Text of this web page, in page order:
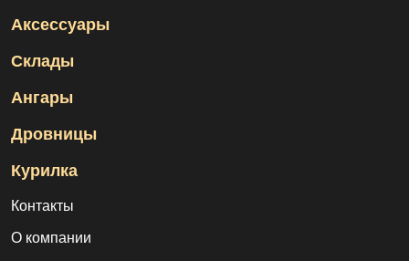
Аксессуары
Склады
Ангары
Дровницы
Курилка
Контакты
О компании